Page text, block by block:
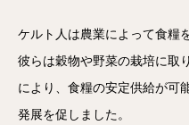
ケルト人は農業によって食糧
彼らは穀物や野菜の栽培に取
により、食糧の安定供給が可
発展を促しました。